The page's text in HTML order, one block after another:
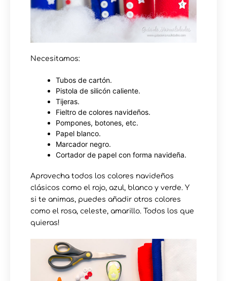
Necesitamos:
Tubos de cartón.
Pistola de silicón caliente.
Tijeras.
Fieltro de colores navideños.
Pompones, botones, etc.
Papel blanco.
Marcador negro.
Cortador de papel con forma navideña.
Aprovecha todos los colores navideños
clásicos como el rojo, azul, blanco y verde. Y
si te animas, puedes añadir otros colores
como el rosa, celeste, amarillo. Todos los que
quieras!